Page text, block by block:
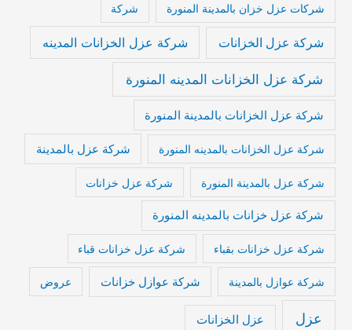
شركات عزل خزان بالمدينة المنورة شركة
شركة عزل الخزانات شركة عزل الخزانات المدينه
شركة عزل الخزانات المدينه المنورة
شركة عزل الخزانات بالمدينة المنورة
شركة عزل الخزانات بالمدينه المنورة شركة عزل بالمدينة
شركة عزل بالمدينة المنورة شركة عزل خزانات
شركة عزل خزانات بالمدينه المنورة
شركة عزل خزانات بقباء شركة عزل خزانات قباء
شركة عوازل بالمدينة شركة عوازل خزانات عروض
عزل عزل الخزانات